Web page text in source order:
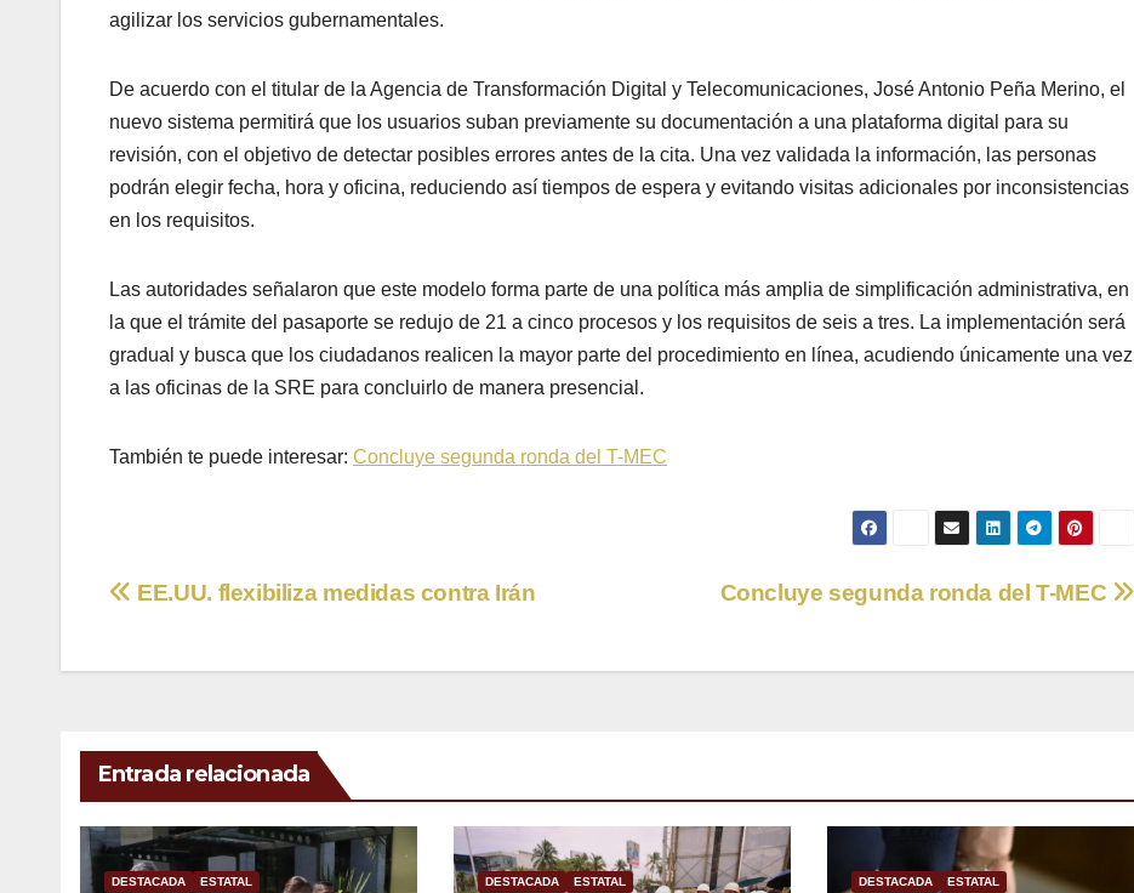
agilizar los servicios gubernamentales.
De acuerdo con el titular de la Agencia de Transformación Digital y Telecomunicaciones, José Antonio Peña Merino, el
nuevo sistema permitirá que los usuarios suban previamente su documentación a una plataforma digital para su
revisión, con el objetivo de detectar posibles errores antes de la cita. Una vez validada la información, las personas
podrán elegir fecha, hora y oficina, reduciendo así tiempos de espera y evitando visitas adicionales por inconsistencias
en los requisitos.
Las autoridades señalaron que este modelo forma parte de una política más amplia de simplificación administrativa, en
la que el trámite del pasaporte se redujo de 21 a cinco procesos y los requisitos de seis a tres. La implementación será
gradual y busca que los ciudadanos realicen la mayor parte del procedimiento en línea, acudiendo únicamente una vez
a las oficinas de la SRE para concluirlo de manera presencial.
También te puede interesar: Concluye segunda ronda del T-MEC
Navegación
Concluye segunda ronda del T-MEC
EE.UU. flexibiliza medidas contra Irán
Entrada relacionada
DESTACADA ESTATAL DESTACADA ESTATAL DESTACADA ESTATAL